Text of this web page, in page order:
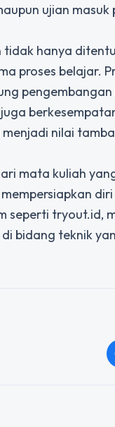
ujian masuk
tidak hanya
proses belajar.
pengembangan
nilai
mata kuliah
seperti tryout.id,
bidang teknik